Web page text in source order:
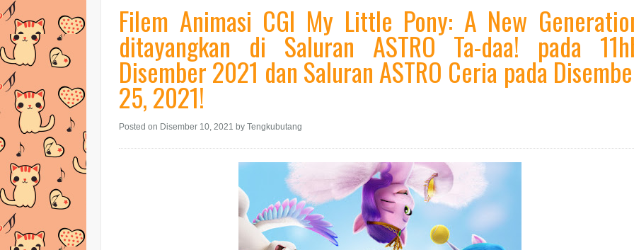
Filem Animasi CGI My Little Pony: A New
ditayangkan di Saluran ASTRO Ta-daa! pada
Disember 2021 dan Saluran ASTRO Ceria pada
25, 2021!
Posted on Disember 10, 2021 by Tengkubutang